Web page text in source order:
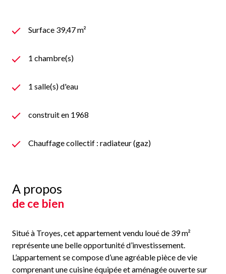
Surface 39,47 m²
1 chambre(s)
1 salle(s) d'eau
construit en 1968
Chauffage collectif : radiateur (gaz)
A propos
de ce bien
Situé à Troyes, cet appartement vendu loué de 39 m²
représente une belle opportunité d’investissement.
L’appartement se compose d’une agréable pièce de vie
comprenant une cuisine équipée et aménagée ouverte sur